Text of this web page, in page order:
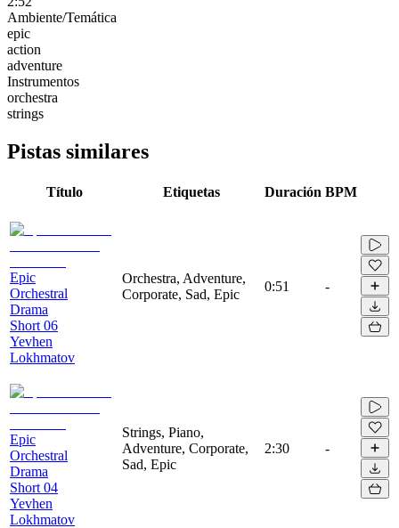
Ambiente/Temática
epic
action
adventure
Instrumentos
orchestra
strings
Pistas similares
Título Etiquetas Duración BPM
Epic
Orchestral
Drama
Short 06
Yevhen
Lokhmatov
Orchestra, Adventure,
Corporate, Sad, Epic
0:51 -
Epic
Orchestral
Drama
Short 04
Yevhen
Lokhmatov
Strings, Piano,
Adventure, Corporate,
Sad, Epic
2:30 -